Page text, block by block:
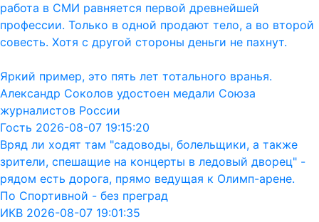
работа в СМИ равняется первой древнейшей
профессии. Только в одной продают тело, а во второй
совесть. Хотя с другой стороны деньги не пахнут.
Яркий пример, это пять лет тотального вранья.
Александр Соколов удостоен медали Союза
журналистов России
Гость 2026-08-07 19:15:20
Вряд ли ходят там "садоводы, болельщики, а также
зрители, спешащие на концерты в ледовый дворец" -
рядом есть дорога, прямо ведущая к Олимп-арене.
По Спортивной - без преград
ИКВ 2026-08-07 19:01:35